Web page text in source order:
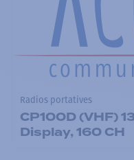
Radios portatives
CP100D (VHF)
Display, 160 CH